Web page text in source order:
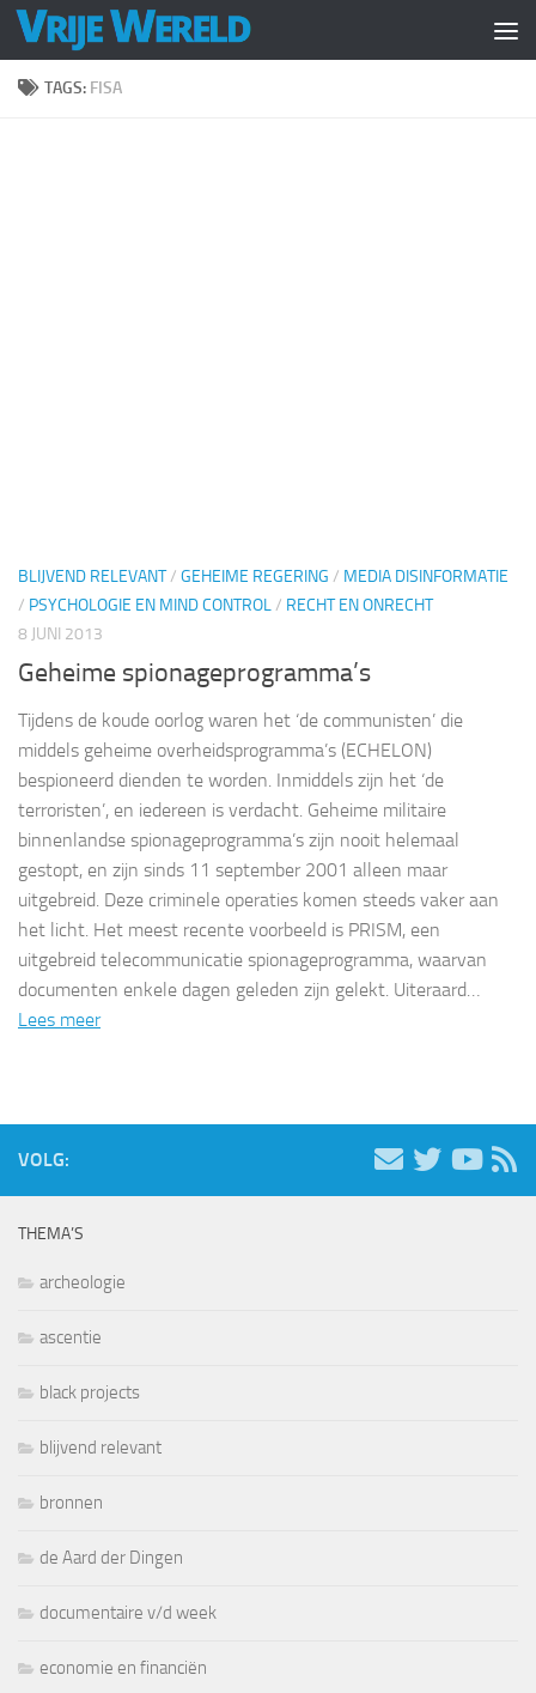
Doorgaan naar inhoud
TAGS: FISA
BLIJVEND RELEVANT/ GEHEIME REGERING / MEDIA DISINFORMATIE
/ PSYCHOLOGIE EN MIND CONTROL/ RECHT EN ONRECHT
8 JUNI 2013
Geheime spionageprogramma’s
Tijdens de koude oorlog waren het ‘de communisten’ die
middels geheime overheidsprogramma’s (ECHELON)
bespioneerd dienden te worden. Inmiddels zijn het ‘de
terroristen’, en iedereen is verdacht. Geheime militaire
binnenlandse spionageprogramma’s zijn nooit helemaal
gestopt, en zijn sinds 11 september 2001 alleen maar
uitgebreid. Deze criminele operaties komen steeds vaker aan
het licht. Het meest recente voorbeeld is PRISM, een
uitgebreid telecommunicatie spionageprogramma, waarvan
documenten enkele dagen geleden zijn gelekt. Uiteraard…
Lees meer
VOLG:
THEMA’S
archeologie
ascentie
black projects
blijvend relevant
bronnen
de Aard der Dingen
documentaire v/d week
economie en financiën